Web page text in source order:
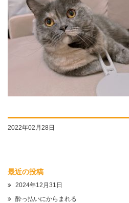
2022年02月28日
最近の投稿
2024年12月31日
酔っ払いにからまれる